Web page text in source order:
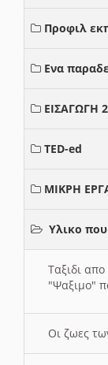
Προφιλ
Ενα
ΕΙΣΑΓΩΓΗ
TED-ed
ΜΙΚΡΗ
Υλικο
Ταξιδι
"Ψαξιμο"
Οι ζωες